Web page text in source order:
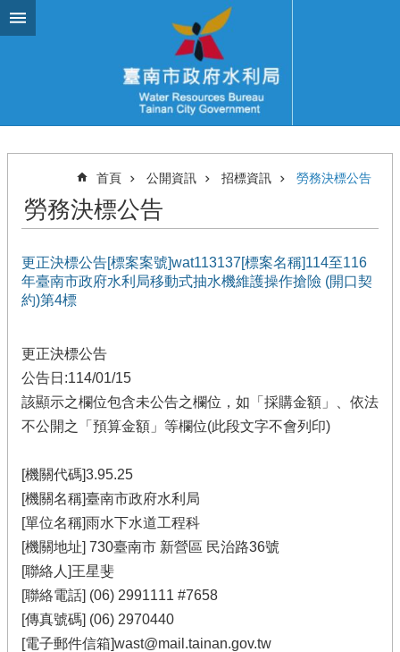
跳到主要內容區塊
首頁 公開資訊 招標資訊 勞務決標公告
勞務決標公告
更正決標公告[標案案號]wat113137[標案名稱]114至116
年臺南市政府水利局移動式抽水機維護操作搶險 (開口契
約)第4標
更正決標公告
公告日:114/01/15
該顯示之欄位包含未公告之欄位，如「採購金額」、依法
不公開之「預算金額」等欄位(此段文字不會列印)
[機關代碼]3.95.25
[機關名稱]臺南市政府水利局
[單位名稱]雨水下水道工程科
[機關地址] 730臺南市 新營區 民治路36號
[聯絡人]王星斐
[聯絡電話] (06) 2991111 #7658
[傳真號碼] (06) 2970440
[電子郵件信箱]wast@mail.tainan.gov.tw